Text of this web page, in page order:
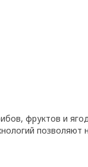
фруктов и